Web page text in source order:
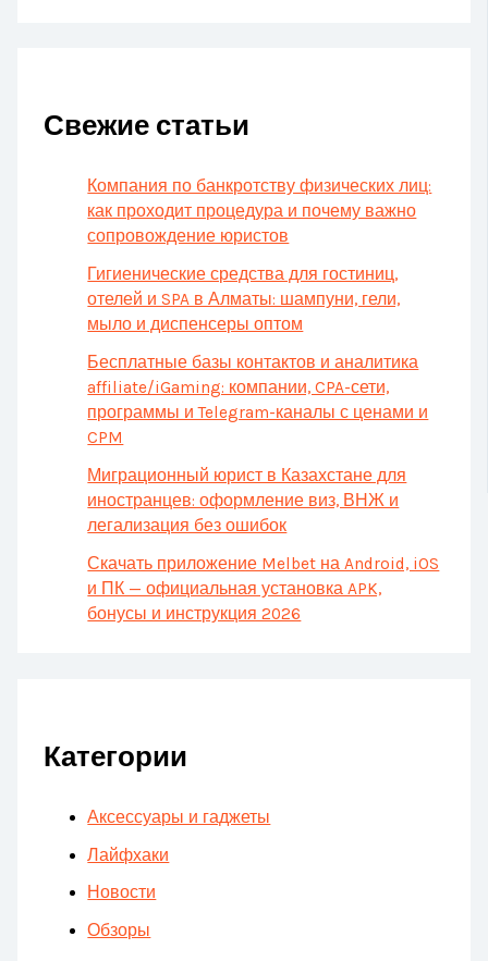
Свежие статьи
Компания по банкротству физических лиц:
как проходит процедура и почему важно
сопровождение юристов
Гигиенические средства для гостиниц,
отелей и SPA в Алматы: шампуни, гели,
мыло и диспенсеры оптом
Бесплатные базы контактов и аналитика
affiliate/iGaming: компании, CPA-сети,
программы и Telegram-каналы с ценами и
CPM
Миграционный юрист в Казахстане для
иностранцев: оформление виз, ВНЖ и
легализация без ошибок
Скачать приложение Melbet на Android, iOS
и ПК — официальная установка APK,
бонусы и инструкция 2026
Категории
Аксессуары и гаджеты
Лайфхаки
Новости
Обзоры